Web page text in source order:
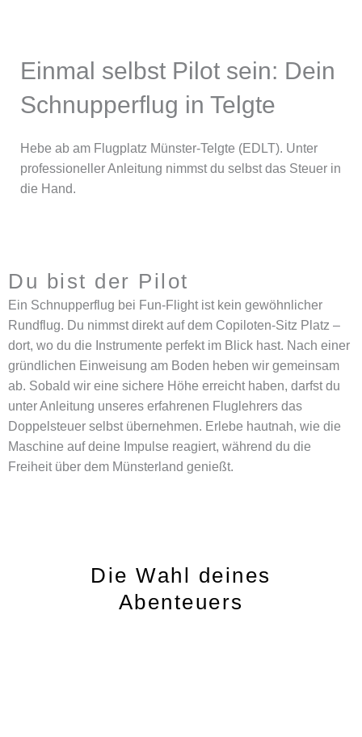
Einmal selbst Pilot sein: Dein
Schnupperflug in Telgte
Hebe ab am Flugplatz Münster-Telgte (EDLT). Unter
professioneller Anleitung nimmst du selbst das Steuer in
die Hand.
Du bist der Pilot
Ein Schnupperflug bei Fun-Flight ist kein gewöhnlicher
Rundflug. Du nimmst direkt auf dem Copiloten-Sitz Platz –
dort, wo du die Instrumente perfekt im Blick hast. Nach einer
gründlichen Einweisung am Boden heben wir gemeinsam
ab. Sobald wir eine sichere Höhe erreicht haben, darfst du
unter Anleitung unseres erfahrenen Fluglehrers das
Doppelsteuer selbst übernehmen. Erlebe hautnah, wie die
Maschine auf deine Impulse reagiert, während du die
Freiheit über dem Münsterland genießt.
Die Wahl deines
Abenteuers